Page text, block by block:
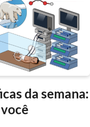
da semana: